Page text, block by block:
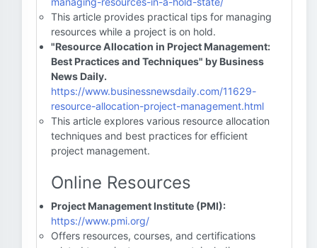
This article provides practical tips for managing
resources while a project is on hold.
"Resource Allocation in Project Management:
Best Practices and Techniques" by Business
News Daily.
https://www.businessnewsdaily.com/11629-
resource-allocation-project-management.html
This article explores various resource allocation
techniques and best practices for efficient
project management.
Online Resources
Project Management Institute (PMI):
https://www.pmi.org/
Offers resources, courses, and certifications